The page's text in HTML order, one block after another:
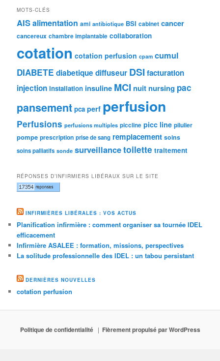
MOTS-CLÉS
AISalimentation ami antibiotique BSI cabinet cancer
cancereux chambre implantable collaboration
cotation cotation perfusion cpam cumul
DIABETE diabetique diffuseur DSIfacturation
injection installation insuline MCI nuit nursing pac
pansement pca perf perfusion
Perfusions perfusions multiples piccline picc line pilulier
pompe prescription prise de sang remplacement soins
soins palliatifs sonde surveillancetoilette traitement
RÉPONSES D’INFIRMIERS LIBÉRAUX SUR LE SITE
INFIRMIÈRES LIBÉRALES : VOS ACTUS
Planification infirmière : comment organiser sa tournée IDEL
efficacement
Infirmière ASALEE : formation, missions, perspectives
La solitude professionnelle des IDEL : un tabou persistant
DERNIÈRES NOUVELLES
cotation perfusion
Politique de confidentialité Fièrement propulsé par WordPress